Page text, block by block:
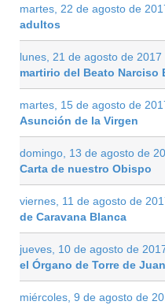
martes, 22 de agosto de
adultos
lunes, 21 de agosto de 2017
martirio del Beato Narciso
martes, 15 de agosto de
Asunción de la Virgen
domingo, 13 de agosto de
Carta de nuestro Obispo
viernes, 11 de agosto de
de Caravana Blanca
jueves, 10 de agosto de
el Órgano de Torre de
miércoles, 9 de agosto de